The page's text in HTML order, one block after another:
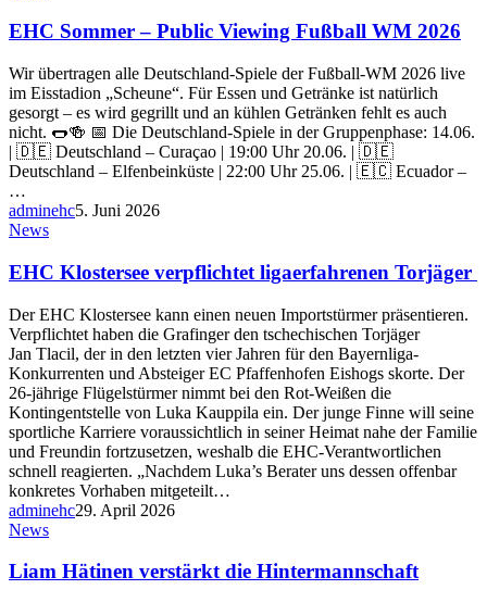
EHC Sommer – Public Viewing Fußball WM 2026
Wir übertragen alle Deutschland-Spiele der Fußball-WM 2026 live
im Eisstadion „Scheune“. Für Essen und Getränke ist natürlich
gesorgt – es wird gegrillt und an kühlen Getränken fehlt es auch
nicht. 🌭🍻 📅 Die Deutschland-Spiele in der Gruppenphase: 14.06.
| 🇩🇪 Deutschland – Curaçao | 19:00 Uhr 20.06. | 🇩🇪
Deutschland – Elfenbeinküste | 22:00 Uhr 25.06. | 🇪🇨 Ecuador –
…
adminehc5. Juni 2026
News
EHC Klostersee verpflichtet ligaerfahrenen Torjäger
Der EHC Klostersee kann einen neuen Importstürmer präsentieren.
Verpflichtet haben die Grafinger den tschechischen Torjäger
Jan Tlacil, der in den letzten vier Jahren für den Bayernliga-
Konkurrenten und Absteiger EC Pfaffenhofen Eishogs skorte. Der
26-jährige Flügelstürmer nimmt bei den Rot-Weißen die
Kontingentstelle von Luka Kauppila ein. Der junge Finne will seine
sportliche Karriere voraussichtlich in seiner Heimat nahe der Familie
und Freundin fortzusetzen, weshalb die EHC-Verantwortlichen
schnell reagierten. „Nachdem Luka’s Berater uns dessen offenbar
konkretes Vorhaben mitgeteilt…
adminehc29. April 2026
News
Liam Hätinen verstärkt die Hintermannschaft